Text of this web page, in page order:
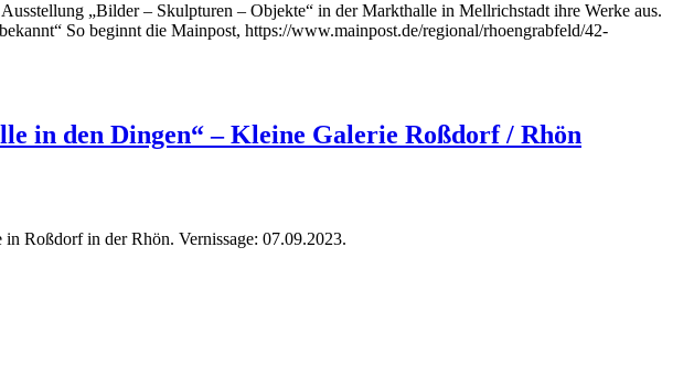
„Bilder – Skulpturen – Objekte“ in der Markthalle in Mellrichstadt ihre Werke aus.
So beginnt die Mainpost, https://www.mainpost.de/regional/rhoengrabfeld/42-
in den Dingen“ – Kleine Galerie Roßdorf / Rhön
Roßdorf in der Rhön. Vernissage: 07.09.2023.